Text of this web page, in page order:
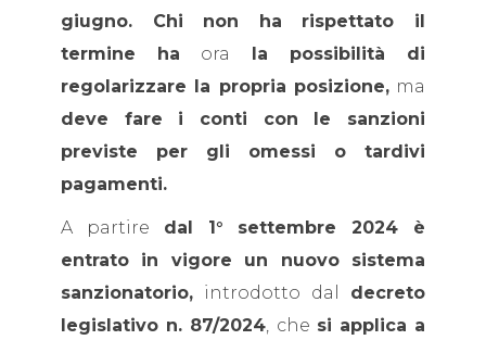
giugno. Chi non ha rispettato il
termine ha ora la possibilità di
regolarizzare la propria posizione,ma
deve fare i conti con le sanzioni
previste per gli omessi o tardivi
pagamenti.
A partire dal 1° settembre 2024 è
entrato in vigore un nuovo sistema
sanzionatorio, introdotto dal decreto
legislativo n. 87/2024, che si applica a